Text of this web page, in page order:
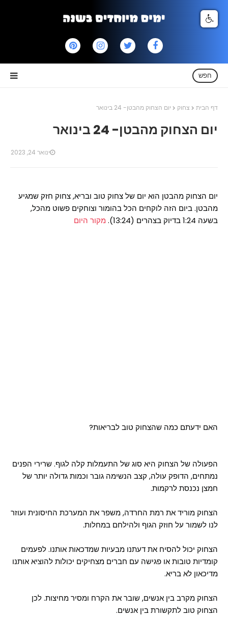
חפש
דף הבית צחוק יום הצחוק מהבטן- 24 בינואר
יום הצחוק מהבטן- 24 בינואר
ינואר 24, 2023
יום הצחוק מהבטן הוא יום של צחוק טוב ובריא, צחוק חזק שמגיע
מהבטן. ביום הזה לוקחים הכל בהומור וצוחקים פשוט מהכל,
בשעה 1:24 בדיוק בצהרים (13:24).
מקור היום
האם ידעתם כמה שהצחוק טוב לבריאות?
הפעולה של הצחוק היא סוג של התעמלות קלה לגוף. שרירי הפנים
נמתחים, הדופק עולה, קצב הנשימה גובר וכמות גדולה יותר של
חמצן נכנסת לרקמות.
הצחוק מוריד את רמת החרדה, משפר את המערכת החיסונית ועוזר
לנו לשמור על חוזק הגוף ולהילחם במחלות.
הצחוק יכול להסיח את דעתנו מבעיות שמדכאות אותנו. לפעמים
קומדיות טובות או פגישה עם חברים מצחיקים יכולות להוציא אותנו
מדיכאון לא בריא.
הצחוק מקרב בין אנשים, שובר את הקרח ומסיר מחיצות. לכן
הצחוק טוב לתקשורת בין אנשים.